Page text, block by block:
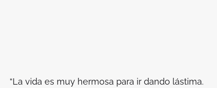
“La vida es muy hermosa para ir dando lástima.